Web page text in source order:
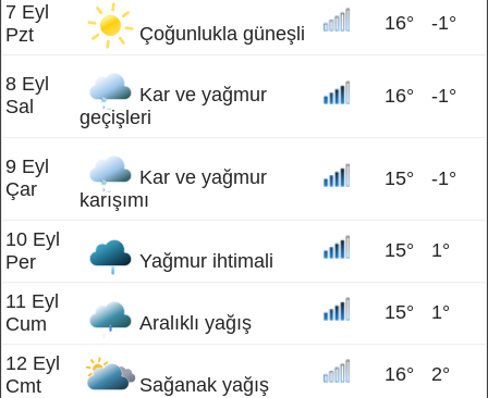
7 Eyl
Pzt
Çoğunlukla güneşli 16° -1°
8 Eyl
Sal
Kar ve yağmur
geçişleri
16° -1°
9 Eyl
Çar
Kar ve yağmur
karışımı
15° -1°
10 Eyl
Per
Yağmur ihtimali 15° 1°
11 Eyl
Cum
Aralıklı yağış 15° 1°
12 Eyl
Cmt
Sağanak yağış 16° 2°